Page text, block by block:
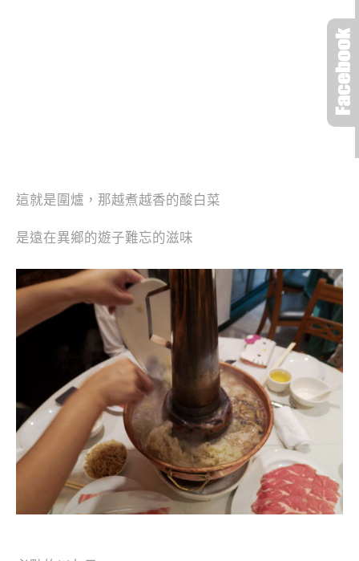
這就是圍爐，那越煮越香的酸白菜
是遠在異鄉的遊子難忘的滋味